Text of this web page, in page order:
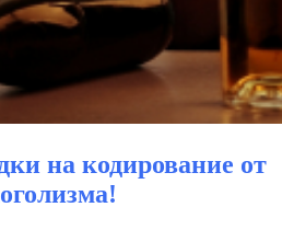
на кодирование от